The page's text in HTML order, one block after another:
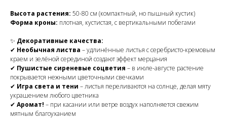
Высота растения: 50-80 см (компактный, но пышный кустик)
Форма кроны: плотная, кустистая, с вертикальными побегами
✨ Декоративные качества:
✔ Необычная листва – удлинённые листья с серебристо-кремовым
краем и зелёной серединой создают эффект мерцания
✔ Пушистые сиреневые соцветия – в июле-августе растение
покрывается нежными цветочными свечками
✔ Игра света и тени – листья переливаются на солнце, делая мяту
украшением любого цветника
✔ Аромат! – при касании или ветре воздух наполняется свежим
мятным благоуханием